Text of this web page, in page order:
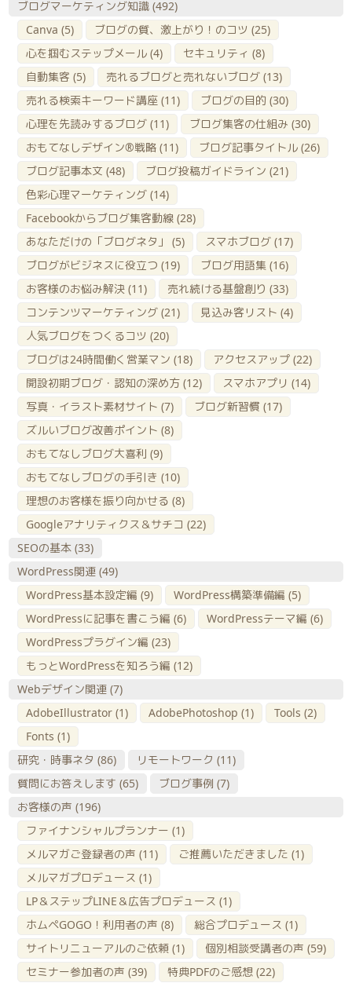
ブログマーケティング知識 (492)
Canva (5) ブログの質、激上がり！のコツ (25)
心を掴むステップメール (4) セキュリティ (8)
自動集客 (5) 売れるブログと売れないブログ (13)
売れる検索キーワード講座 (11) ブログの目的 (30)
心理を先読みするブログ (11) ブログ集客の仕組み (30)
おもてなしデザイン®戦略 (11) ブログ記事タイトル (26)
ブログ記事本文 (48) ブログ投稿ガイドライン (21)
色彩心理マーケティング (14)
Facebookからブログ集客動線 (28)
あなただけの「ブログネタ」 (5) スマホブログ (17)
ブログがビジネスに役立つ (19) ブログ用語集 (16)
お客様のお悩み解決 (11) 売れ続ける基盤創り (33)
コンテンツマーケティング (21) 見込み客リスト (4)
人気ブログをつくるコツ (20)
ブログは24時間働く営業マン (18) アクセスアップ (22)
開設初期ブログ・認知の深め方 (12) スマホアプリ (14)
写真・イラスト素材サイト (7) ブログ新習慣 (17)
ズルいブログ改善ポイント (8)
おもてなしブログ大喜利 (9)
おもてなしブログの手引き (10)
理想のお客様を振り向かせる (8)
Googleアナリティクス＆サチコ (22)
SEOの基本 (33)
WordPress関連 (49)
WordPress基本設定編 (9) WordPress構築準備編 (5)
WordPressに記事を書こう編 (6) WordPressテーマ編 (6)
WordPressプラグイン編 (23)
もっとWordPressを知ろう編 (12)
Webデザイン関連 (7)
AdobeIllustrator (1) AdobePhotoshop (1) Tools (2)
Fonts (1)
研究・時事ネタ (86) リモートワーク (11)
質問にお答えします (65) ブログ事例 (7)
お客様の声 (196)
ファイナンシャルプランナー (1)
メルマガご登録者の声 (11) ご推薦いただきました (1)
メルマガプロデュース (1)
LP＆ステップLINE＆広告プロデュース (1)
ホムペGOGO！利用者の声 (8) 総合プロデュース (1)
サイトリニューアルのご依頼 (1) 個別相談受講者の声 (59)
セミナー参加者の声 (39) 特典PDFのご感想 (22)